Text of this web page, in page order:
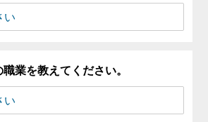
業を教えてください。